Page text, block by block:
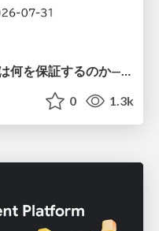
AIがコードを書く時代、人間は何を保証するのか———馬場さんと考える、開発者に求められる新しい責任と価値 - TECH PLAY
0 1.3k